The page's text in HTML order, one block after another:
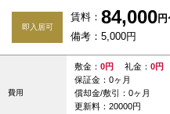
即入居可
賃料： 84,000
備考：5,000円
費用
敷金： 0円 礼金： 0円
保証金：0ヶ月
償却金/敷引：0ヶ月
更新料：20000円